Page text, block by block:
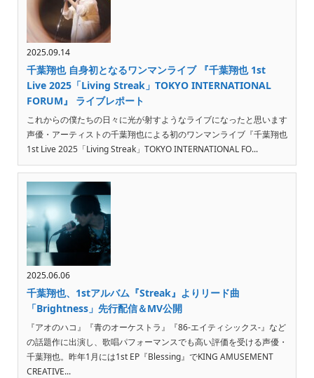
2025.09.14
千葉翔也 自身初となるワンマンライブ 『千葉翔也 1st
Live 2025「Living Streak」TOKYO INTERNATIONAL
FORUM』 ライブレポート
これからの僕たちの日々に光が射すようなライブになったと思います
声優・アーティストの千葉翔也による初のワンマンライブ『千葉翔也
1st Live 2025「Living Streak」TOKYO INTERNATIONAL FO...
2025.06.06
千葉翔也、1stアルバム『Streak』よりリード曲
「Brightness」先行配信＆MV公開
『アオのハコ』『青のオーケストラ』『86-エイティシックス-』など
の話題作に出演し、歌唱パフォーマンスでも高い評価を受ける声優・
千葉翔也。昨年1月には1st EP『Blessing』でKING AMUSEMENT
CREATIVE...